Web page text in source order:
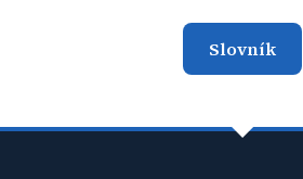
Slovník